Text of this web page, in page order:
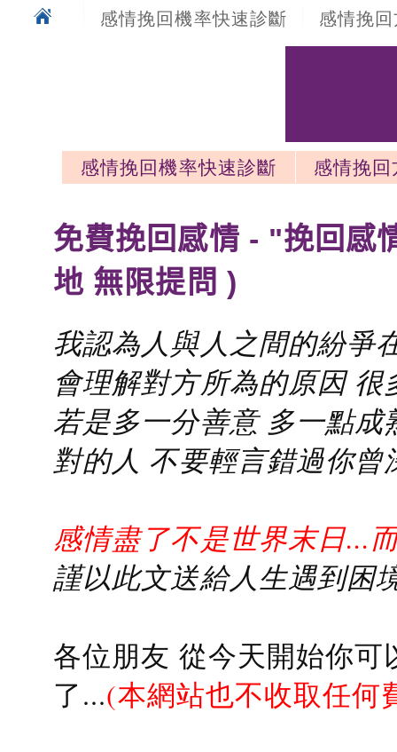
感情挽回機率快速診斷 感情挽
感情挽回機率快速診斷
感情挽
免費挽回感情 - "挽回感
地 無限提問 )
我認為人與人之間的紛爭
會理解對方所為的原因
若是多一分善意 多一點
對的人 不要輕言錯過你曾
感情盡了不是世界末日...
謹以此文送給人生遇到困
各位朋友 從今天開始你
了...(本網站也不收取任何